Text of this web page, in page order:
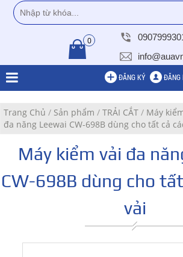
0
ĐĂNG KÝ ĐĂNG
Trang Chủ / Sản phẩm / TRẢI CẮT / Máy
đa năng Leewai CW-698B dùng cho tất cả
Máy kiểm vải đa
CW-698B dùng cho
vải